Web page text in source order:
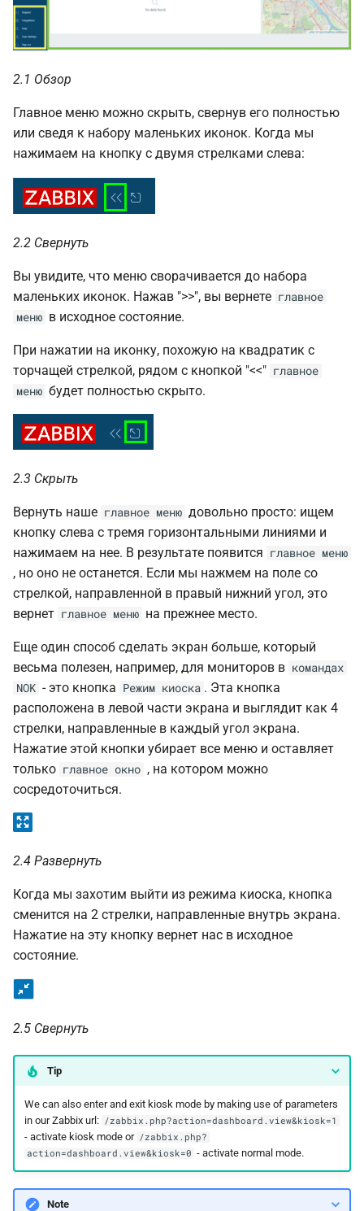
2.1 Обзор
Главное меню можно скрыть, свернув его полностью
или сведя к набору маленьких иконок. Когда мы
нажимаем на кнопку с двумя стрелками слева:
2.2 Свернуть
Вы увидите, что меню сворачивается до набора
маленьких иконок. Нажав ">>", вы вернете главное
меню в исходное состояние.
При нажатии на иконку, похожую на квадратик с
торчащей стрелкой, рядом с кнопкой "<<" главное
меню будет полностью скрыто.
2.3 Скрыть
Вернуть наше главное меню довольно просто: ищем
кнопку слева с тремя горизонтальными линиями и
нажимаем на нее. В результате появится главное меню
, но оно не останется. Если мы нажмем на поле со
стрелкой, направленной в правый нижний угол, это
вернет главное меню на прежнее место.
Еще один способ сделать экран больше, который
весьма полезен, например, для мониторов в командах
NOK - это кнопка Режим киоска . Эта кнопка
расположена в левой части экрана и выглядит как 4
стрелки, направленные в каждый угол экрана.
Нажатие этой кнопки убирает все меню и оставляет
только главное окно , на котором можно
сосредоточиться.
2.4 Развернуть
Когда мы захотим выйти из режима киоска, кнопка
сменится на 2 стрелки, направленные внутрь экрана.
Нажатие на эту кнопку вернет нас в исходное
состояние.
2.5 Свернуть
Tip
We can also enter and exit kiosk mode by making use of parameters
in our Zabbix url: /zabbix.php?action=dashboard.view&kiosk=1
- activate kiosk mode or /zabbix.php?
action=dashboard.view&kiosk=0 - activate normal mode.
Note